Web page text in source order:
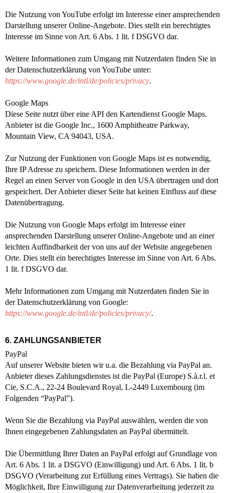
Die Nutzung von YouTube erfolgt im Interesse einer ansprechenden
Darstellung unserer Online-Angebote. Dies stellt ein berechtigtes
Interesse im Sinne von Art. 6 Abs. 1 lit. f DSGVO dar.
Weitere Informationen zum Umgang mit Nutzerdaten finden Sie in
der Datenschutzerklärung von YouTube unter:
https://www.google.de/intl/de/policies/privacy.
Google Maps
Diese Seite nutzt über eine API den Kartendienst Google Maps.
Anbieter ist die Google Inc., 1600 Amphitheatre Parkway,
Mountain View, CA 94043, USA.
Zur Nutzung der Funktionen von Google Maps ist es notwendig,
Ihre IP Adresse zu speichern. Diese Informationen werden in der
Regel an einen Server von Google in den USA übertragen und dort
gespeichert. Der Anbieter dieser Seite hat keinen Einfluss auf diese
Datenübertragung.
Die Nutzung von Google Maps erfolgt im Interesse einer
ansprechenden Darstellung unserer Online-Angebote und an einer
leichten Auffindbarkeit der von uns auf der Website angegebenen
Orte. Dies stellt ein berechtigtes Interesse im Sinne von Art. 6 Abs.
1 lit. f DSGVO dar.
Mehr Informationen zum Umgang mit Nutzerdaten finden Sie in
der Datenschutzerklärung von Google:
https://www.google.de/intl/de/policies/privacy/.
6. ZAHLUNGSANBIETER
PayPal
Auf unserer Website bieten wir u.a. die Bezahlung via PayPal an.
Anbieter dieses Zahlungsdienstes ist die PayPal (Europe) S.à.r.l. et
Cie, S.C.A., 22-24 Boulevard Royal, L-2449 Luxembourg (im
Folgenden “PayPal”).
Wenn Sie die Bezahlung via PayPal auswählen, werden die von
Ihnen eingegebenen Zahlungsdaten an PayPal übermittelt.
Die Übermittlung Ihrer Daten an PayPal erfolgt auf Grundlage von
Art. 6 Abs. 1 lit. a DSGVO (Einwilligung) und Art. 6 Abs. 1 lit. b
DSGVO (Verarbeitung zur Erfüllung eines Vertrags). Sie haben die
Möglichkeit, Ihre Einwilligung zur Datenverarbeitung jederzeit zu